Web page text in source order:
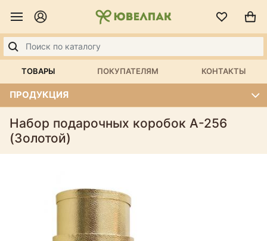
ТОВАРЫ ПОКУПАТЕЛЯМ КОНТАКТЫ
ПРОДУКЦИЯ
Набор подарочных коробок А-256
(Золотой)